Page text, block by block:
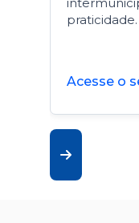
praticidade.
Acesse o